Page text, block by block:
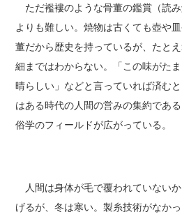
ただ襤褸のような骨董の鑑賞（読
よりも難しい。焼物は古くても壺や
董だから歴史を持っているが、たと
細まではわからない。「この味がた
晴らしい」などと言っていれば済む
はある時代の人間の営みの集約であ
俗学のフィールドが広がっている。
人間は身体が毛で覆われていない
げるが、冬は寒い。製糸技術がなか